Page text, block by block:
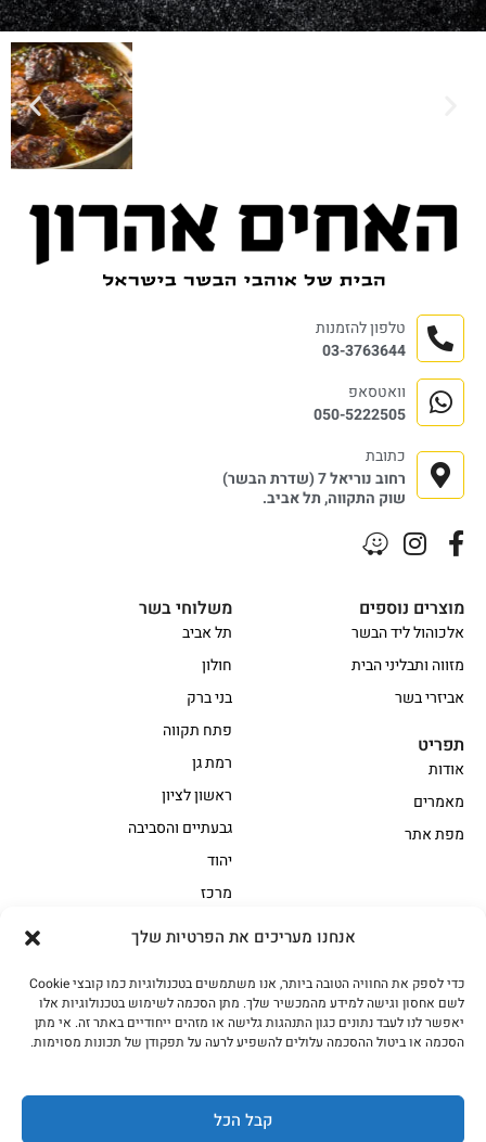
אנחנו מעריכים את הפרטיות שלך
כדי לספק את החוויה הטובה ביותר, אנו משתמשים בטכנולוגיות כמו קובצי Cookie
לשם אחסון וגישה למידע מהמכשיר שלך. מתן הסכמה לשימוש בטכנולוגיות אלו
יאפשר לנו לעבד נתונים כגון התנהגות גלישה או מזהים ייחודיים באתר זה. אי מתן
הסכמה או ביטול ההסכמה עלולים להשפיע לרעה על תפקודן של תכונות מסוימות.
קבל הכל
אווז
בשר בקר משובח
בשר בקר עגלה משובח
בשר למעשנת
הודו
חלקים אחוריים
מיוחדי מסורת1
משלוחי בשר
תל אביב
חולון
בני ברק
פתח תקווה
רמת גן
ראשון לציון
גבעתיים והסביבה
יהוד
מרכז
מוצרים נוספים
אלכוהול ליד הבשר
מזווה ותבליני הבית
אביזרי בשר
תפריט
אודות
מאמרים
מפת אתר
טלפון להזמנות
03-3763644
וואטסאפ
050-5222505
כתובת
רחוב נוריאל 7 (שדרת הבשר)
שוק התקווה, תל אביב.